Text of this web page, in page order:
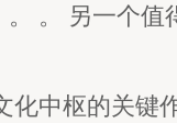
。 。 另一个
中枢的关键